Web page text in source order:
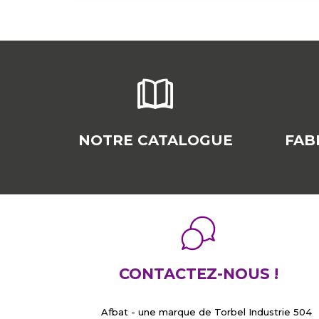
NOTRE CATALOGUE
CONTACTEZ-NOUS !
Afbat - une marque de Torbel Industrie 504